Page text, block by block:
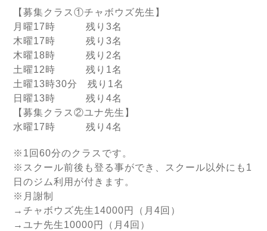
【募集クラス①チャボウズ先生】
月曜17時 残り3名
木曜17時 残り3名
木曜18時 残り2名
土曜12時 残り1名
土曜13時30分 残り1名
日曜13時 残り4名
【募集クラス②ユナ先生】
水曜17時 残り4名
※1回60分のクラスです。
※スクール前後も登る事ができ、スクール以外にも1
日のジム利用が付きます。
※月謝制
→チャボウズ先生14000円（月4回）
→ユナ先生10000円（月4回）